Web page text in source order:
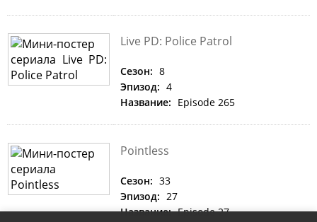
Live PD: Police Patrol
Сезон: 8
Эпизод: 4
Название: Episode 265
Pointless
Сезон: 33
Эпизод: 27
Название: Episode 27